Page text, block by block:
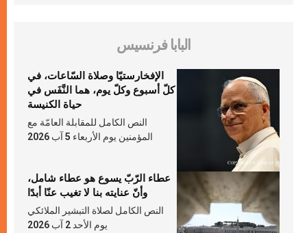
البابا فرنسيس
الإفخارستيّا وصلاة السّاعات، في
كلّ أسبوع وكلّ يوم، هما النَّفَس في
حياة الكنيسة
النص الكامل للمقابلة العامّة مع
المؤمنين يوم الأربعاء 5 آب 2026
عطاء الرّبّ يسوع هو عطاء شامل،
وأنّ عنايته بنا لا تغيب عنّا أبدًا
النص الكامل لصلاة التبشير الملائكي
يوم الأحد 2 آب 2026